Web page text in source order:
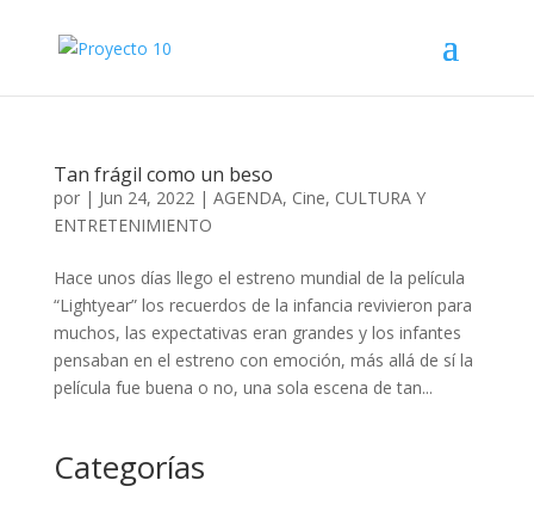
Tan frágil como un beso
por | Jun 24, 2022| AGENDA, Cine, CULTURA Y
ENTRETENIMIENTO
Hace unos días llego el estreno mundial de la película
“Lightyear” los recuerdos de la infancia revivieron para
muchos, las expectativas eran grandes y los infantes
pensaban en el estreno con emoción, más allá de sí la
película fue buena o no, una sola escena de tan...
Categorías